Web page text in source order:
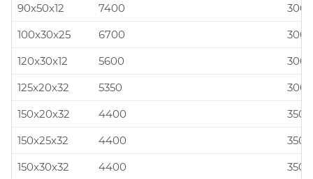
90x50x12
7400
100x30x25
6700
120x30x12
5600
125x20x32
5350
150x20x32
4400
150x25x32
4400
150x30x32
4400